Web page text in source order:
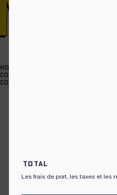
Nos boutiques
Contactez-nous
Conditions de livraisons,
Total
Les frais de port, les taxes et les